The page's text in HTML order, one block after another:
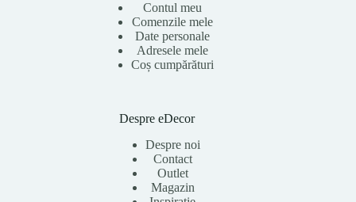
Contul meu
Comenzile mele
Date personale
Adresele mele
Coș cumpărături
Despre eDecor
Despre noi
Contact
Outlet
Magazin